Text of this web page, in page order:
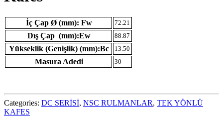
İç Çap Ø (mm): Fw 72.21
Dış Çap (mm):Ew 88.87
Yükseklik (Genişlik) (mm):Bc 13.50
Masura Adedi 30
Categories: DC SERİSİ, NSC RULMANLAR, TEK YÖNLÜ
KAFES